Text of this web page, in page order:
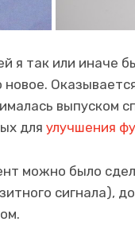
я так или иначе
выпуском
для улучшения
можно было
сигнала),